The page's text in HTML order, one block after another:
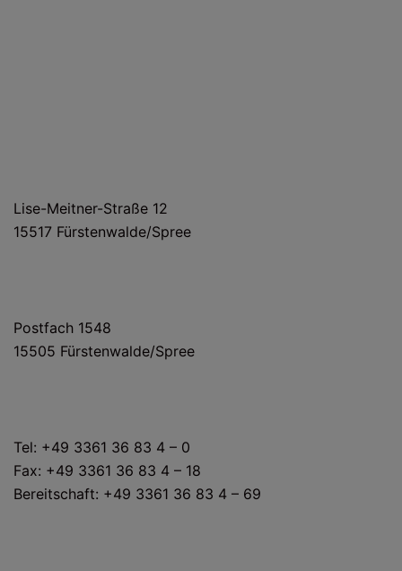
Lise-Meitner-Straße 12
15517 Fürstenwalde/Spree
Postfach 1548
15505 Fürstenwalde/Spree
Tel: +49 3361 36 83 4 – 0
Fax: +49 3361 36 83 4 – 18
Bereitschaft: +49 3361 36 83 4 – 69